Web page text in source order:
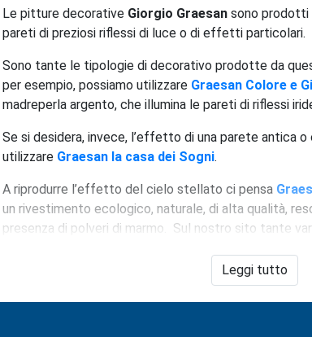
Le pitture decorative Giorgio Graesansono prodotti
pareti di preziosi riflessi di luce o di effetti particolari.
Sono tante le tipologie di decorativo prodotte da
per esempio, possiamo utilizzare Graesan Colore e
madreperla argento, che illumina le pareti di riflessi
Se si desidera, invece, l’effetto di una parete antica
utilizzare Graesan la casa dei Sogni.
A riprodurre l’effetto del cielo stellato ci pensa
un rivestimento ecologico, naturale, di alta qualità,
presenza di polveri di marmo. Sul nostro sito tante
Leggi tutto